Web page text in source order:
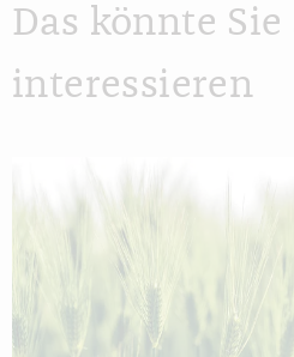
Das könnte Sie
interessieren